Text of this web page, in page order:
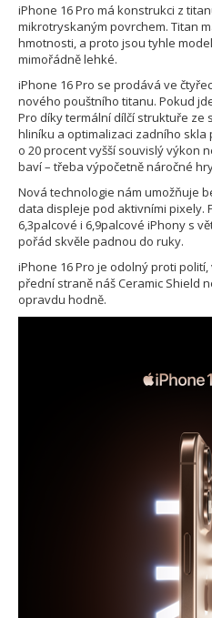
iPhone 16 Pro má konstrukci z
mikrotryskaným povrchem. Titan
hmotnosti, a proto jsou tyhle
mimořádně lehké.
iPhone 16 Pro se prodává ve
nového pouštního titanu. Pokud
Pro díky termální dílčí struktuře ze
hliníku a optimalizaci zadního
o 20 procent vyšší souvislý výkon
baví – třeba výpočetně náročné
Nová technologie nám umožňuje
data displeje pod aktivními pixely.
6,3palcové i 6,9palcové iPhony s
pořád skvěle padnou do ruky.
iPhone 16 Pro je odolný proti
přední straně náš Ceramic Shield
opravdu hodně.